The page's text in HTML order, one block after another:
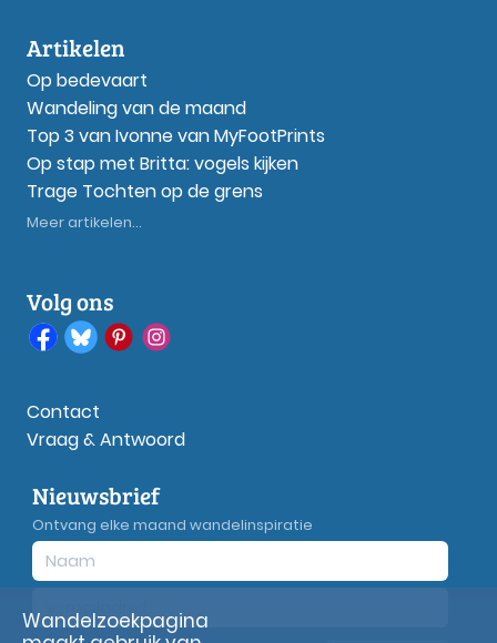
Artikelen
Op bedevaart
Wandeling van de maand
Top 3 van Ivonne van MyFootPrints
Op stap met Britta: vogels kijken
Trage Tochten op de grens
Meer artikelen...
Volg ons
Contact
Vraag & Antwoord
Nieuwsbrief
Ontvang elke maand wandelinspiratie
Wandelzoekpagina